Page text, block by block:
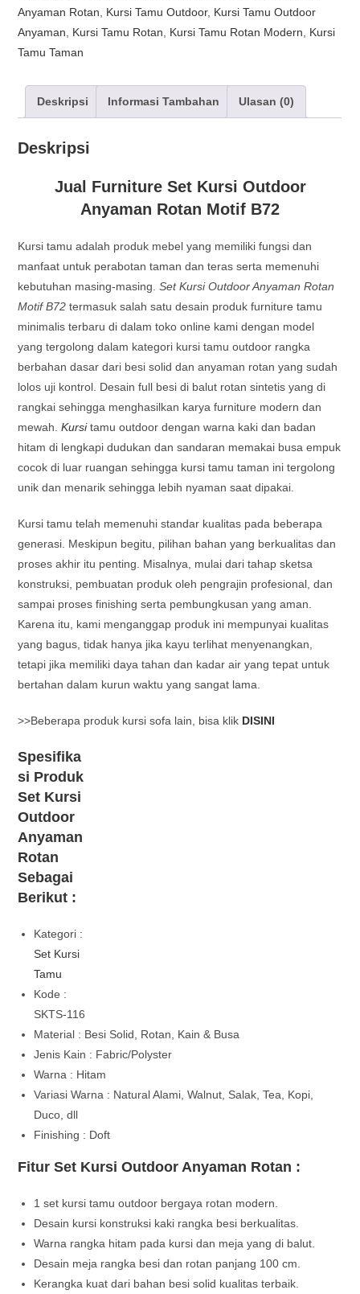
Anyaman Rotan
Kursi Tamu Outdoor, Kursi Tamu Outdoor
Anyaman
Kursi Tamu Rotan Kursi Tamu Rotan Modern
Kursi
Tamu Taman
Deskripsi Informasi Tambahan Ulasan (0)
Deskripsi
Jual Furniture Set Kursi Outdoor
Anyaman Rotan Motif B72
Kursi tamu adalah produk mebel yang memiliki fungsi dan
manfaat untuk perabotan taman dan teras serta memenuhi
kebutuhan masing-masing.Set Kursi Outdoor Anyaman Rotan
Motif B72termasuk salah satu desain produk furniture tamu
minimalis terbaru di dalam toko online kami dengan model
yang tergolong dalam kategori kursi tamu outdoor rangka
berbahan dasar dari besi solid dan anyaman rotan yang sudah
lolos uji kontrol. Desain full besi di balut rotan sintetis yang di
rangkai sehingga menghasilkan karya furniture modern dan
mewah.Kursitamu outdoor dengan warna kaki dan badan
hitam di lengkapi dudukan dan sandaran memakai busa empuk
cocok di luar ruangan sehingga kursi tamu taman ini tergolong
unik dan menarik sehingga lebih nyaman saat dipakai.
Kursi tamu telah memenuhi standar kualitas pada beberapa
generasi. Meskipun begitu, pilihan bahan yang berkualitas dan
proses akhir itu penting. Misalnya, mulai dari tahap sketsa
konstruksi, pembuatan produk oleh pengrajin profesional, dan
sampai proses finishing serta pembungkusan yang aman.
Karena itu, kami menganggap produk ini mempunyai kualitas
yang bagus, tidak hanya jika kayu terlihat menyenangkan,
tetapi jika memiliki daya tahan dan kadar air yang tepat untuk
bertahan dalam kurun waktu yang sangat lama.
>>Beberapa produk kursi sofa lain, bisa klik DISINI
Spesifika
si Produk
Set Kursi
Outdoor
Anyaman
Rotan
Sebagai
Berikut :
Kategori :
Set Kursi
Tamu
Kode :
SKTS-116
Material : Besi Solid, Rotan, Kain & Busa
Jenis Kain : Fabric/Polyster
Warna : Hitam
Variasi Warna : Natural Alami, Walnut, Salak, Tea, Kopi,
Duco, dll
Finishing : Doft
Fitur Set Kursi Outdoor Anyaman Rotan :
1 set kursi tamu outdoor bergaya rotan modern.
Desain kursi konstruksi kaki rangka besi berkualitas.
Warna rangka hitam pada kursi dan meja yang di balut.
Desain meja rangka besi dan rotan panjang 100 cm.
Kerangka kuat dari bahan besi solid kualitas terbaik.